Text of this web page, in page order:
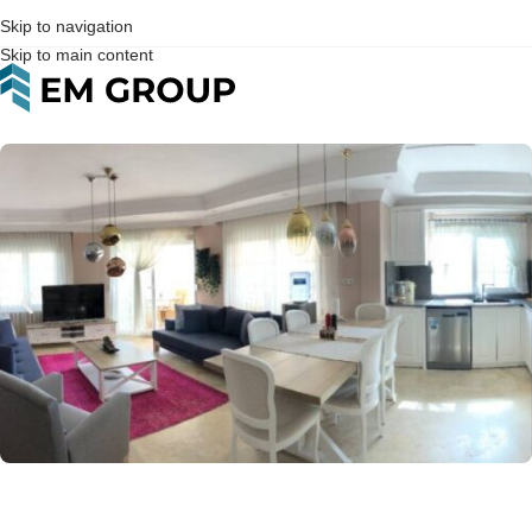
Skip to navigation
Skip to main content
Home>Очаровательная двухуровневая квартира с видом